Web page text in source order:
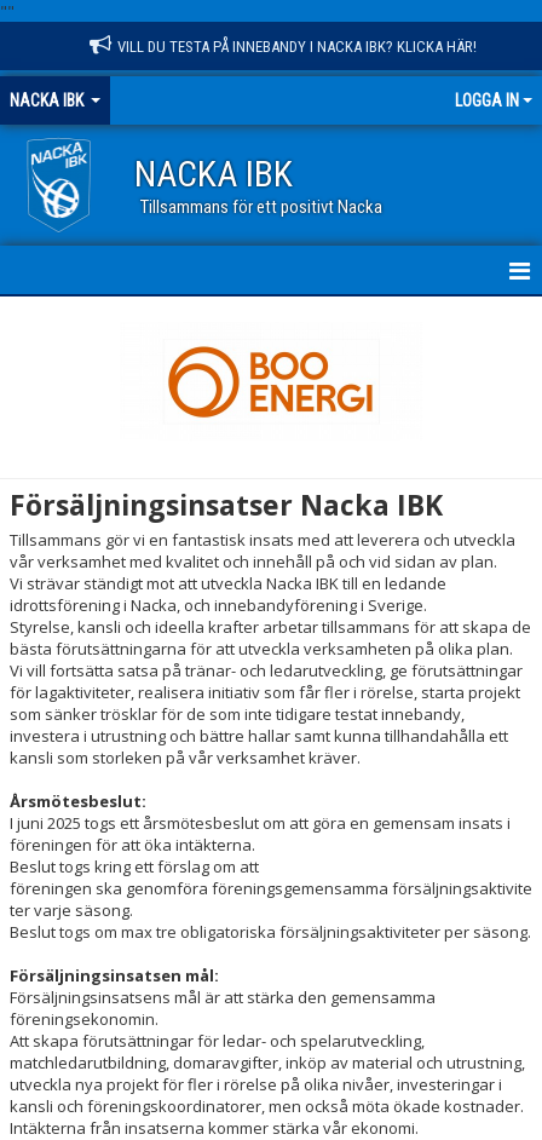
""
VILL DU TESTA PÅ INNEBANDY I NACKA IBK? KLICKA HÄR!
NACKA IBK LOGGA IN
NACKA IBK
Tillsammans för ett positivt Nacka
OM KLUBBEN
STYRELSEN
ÅRSMÖTE
ÅRSMÖTESHANDLINGAR
AVGIFTER
KONTAKT
FÖRSÄLJNINGSINSATSER
SPORTHALLAR
CAFETERIAN
DOKUMENT
NACKA X
Försäljningsinsatser Nacka IBK
Tillsammans gör vi en fantastisk insats med att leverera och utveckla
vår verksamhet med kvalitet och innehåll på och vid sidan av plan.
Vi strävar ständigt mot att utveckla Nacka IBK till en ledande
idrottsförening i Nacka, och innebandyförening i Sverige.
Styrelse, kansli och ideella krafter arbetar tillsammans för att skapa de
bästa förutsättningarna för att utveckla verksamheten på olika plan.
Vi vill fortsätta satsa på tränar- och ledarutveckling, ge förutsättningar
för lagaktiviteter, realisera initiativ som får fler i rörelse, starta projekt
som sänker trösklar för de som inte tidigare testat innebandy,
investera i utrustning och bättre hallar samt kunna tillhandahålla ett
kansli som storleken på vår verksamhet kräver.
Årsmötesbeslut:
I juni 2025 togs ett årsmötesbeslut om att göra en gemensam insats i
föreningen för att öka intäkterna.
Beslut togs kring ett förslag om att
föreningen ska genomföra föreningsgemensamma försäljningsaktivite
ter varje säsong.
Beslut togs om max tre obligatoriska försäljningsaktiviteter per säsong.
Försäljningsinsatsen mål:
Försäljningsinsatsens mål är att stärka den gemensamma
föreningsekonomin.
Att skapa förutsättningar för ledar- och spelarutveckling,
matchledarutbildning, domaravgifter, inköp av material och utrustning,
utveckla nya projekt för fler i rörelse på olika nivåer, investeringar i
kansli och föreningskoordinatorer, men också möta ökade kostnader.
Intäkterna från insatserna kommer stärka vår ekonomi.